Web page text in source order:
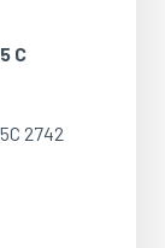
C
2742